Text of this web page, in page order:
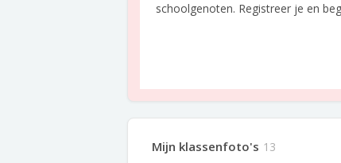
schoolgenoten. Registreer je en
Mijn klassenfoto's 13